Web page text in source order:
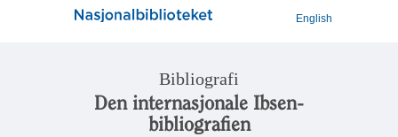
English
Bibliografi
Den internasjonale Ibsen-
bibliografien